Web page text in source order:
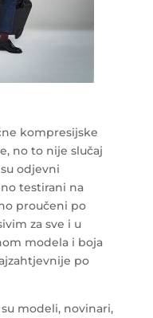
kompresijske
no to nije slučaj
odjevni
testirani na
proučeni po
za sve i u
modela i boja
po
modeli, novinari,